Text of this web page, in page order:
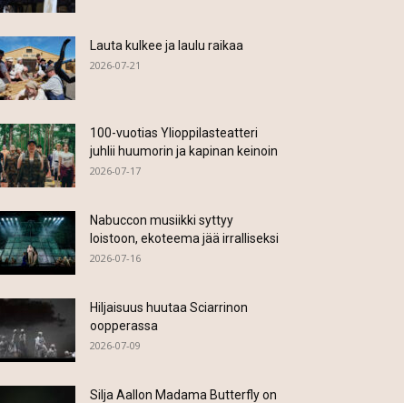
Lauta kulkee ja laulu raikaa
2026-07-21
100-vuotias Ylioppilasteatteri
juhlii huumorin ja kapinan keinoin
2026-07-17
Nabuccon musiikki syttyy
loistoon, ekoteema jää irralliseksi
2026-07-16
Hiljaisuus huutaa Sciarrinon
oopperassa
2026-07-09
Silja Aallon Madama Butterfly on